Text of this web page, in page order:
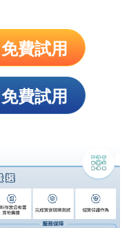
免費試用
免費試用